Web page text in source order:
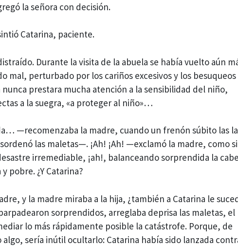
la señora con decisión.
Catarina, paciente.
Durante la visita de la abuela se había vuelto aún
mal, perturbado por los cariños excesivos y los besuqueos
prestara mucha atención a la sensibilidad del niño,
a la suegra, «a proteger al niño»…
—recomenzaba la madre, cuando un frenón súbito las
las maletas—. ¡Ah! ¡Ah! —exclamó la madre, como si
irremediable, ¡ah!, balanceando sorprendida la
pobre. ¿Y Catarina?
y la madre miraba a la hija, ¿también a Catarina le
sorprendidos, arreglaba deprisa las maletas, el
lo más rápidamente posible la catástrofe. Porque, de
sería inútil ocultarlo: Catarina había sido lanzada